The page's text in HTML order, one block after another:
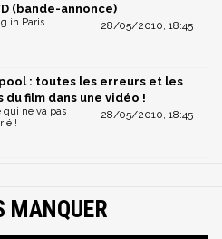
(bande-annonce)
28/05/2010, 18:45
in Paris
: toutes les erreurs et les
du film dans une vidéo !
28/05/2010, 18:45
qui ne va pas
!
MANQUER